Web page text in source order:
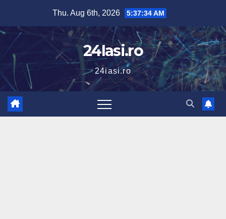
content
Thu. Aug 6th, 2026 5:37:35 AM
24Iasi.ro
24iasi.ro